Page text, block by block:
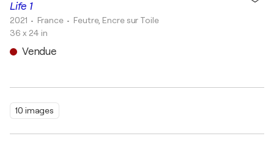
10 images
Life 1
2021 • France • Feutre, Encre sur Toile
36 x 24 in
Vendue